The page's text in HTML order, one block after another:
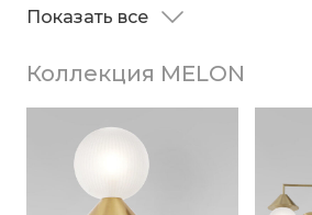
пескоструйным напылением,
освещение, создавая уютную
Источником света служит
Вт.
Показать все
Коллекция MELON